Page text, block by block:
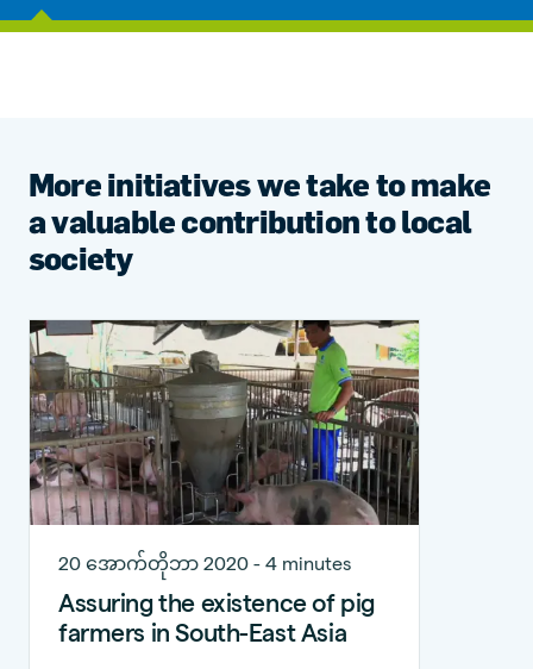
More initiatives we take to make
a valuable contribution to local
society
20 အောက်တိုဘာ 2020 - 4 minutes
Assuring the existence of pig
farmers in South-East Asia